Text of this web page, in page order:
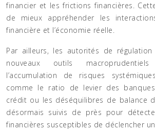
financier et les frictions financières.
de mieux appréhender les
financière et l’économie réelle.
Par ailleurs, les autorités de
nouveaux outils
l’accumulation de risques
comme le ratio de levier des
crédit ou les déséquilibres de balance
désormais suivis de près pour
financières susceptibles de déclencher